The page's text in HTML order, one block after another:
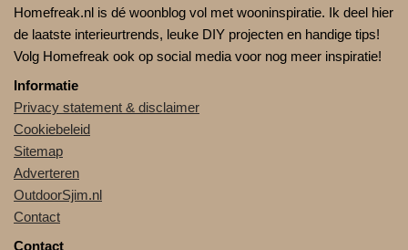
Homefreak.nl is dé woonblog vol met wooninspiratie. Ik deel hier
de laatste interieurtrends, leuke DIY projecten en handige tips!
Volg Homefreak ook op social media voor nog meer inspiratie!
Informatie
Privacy statement & disclaimer
Cookiebeleid
Sitemap
Adverteren
OutdoorSjim.nl
Contact
Contact